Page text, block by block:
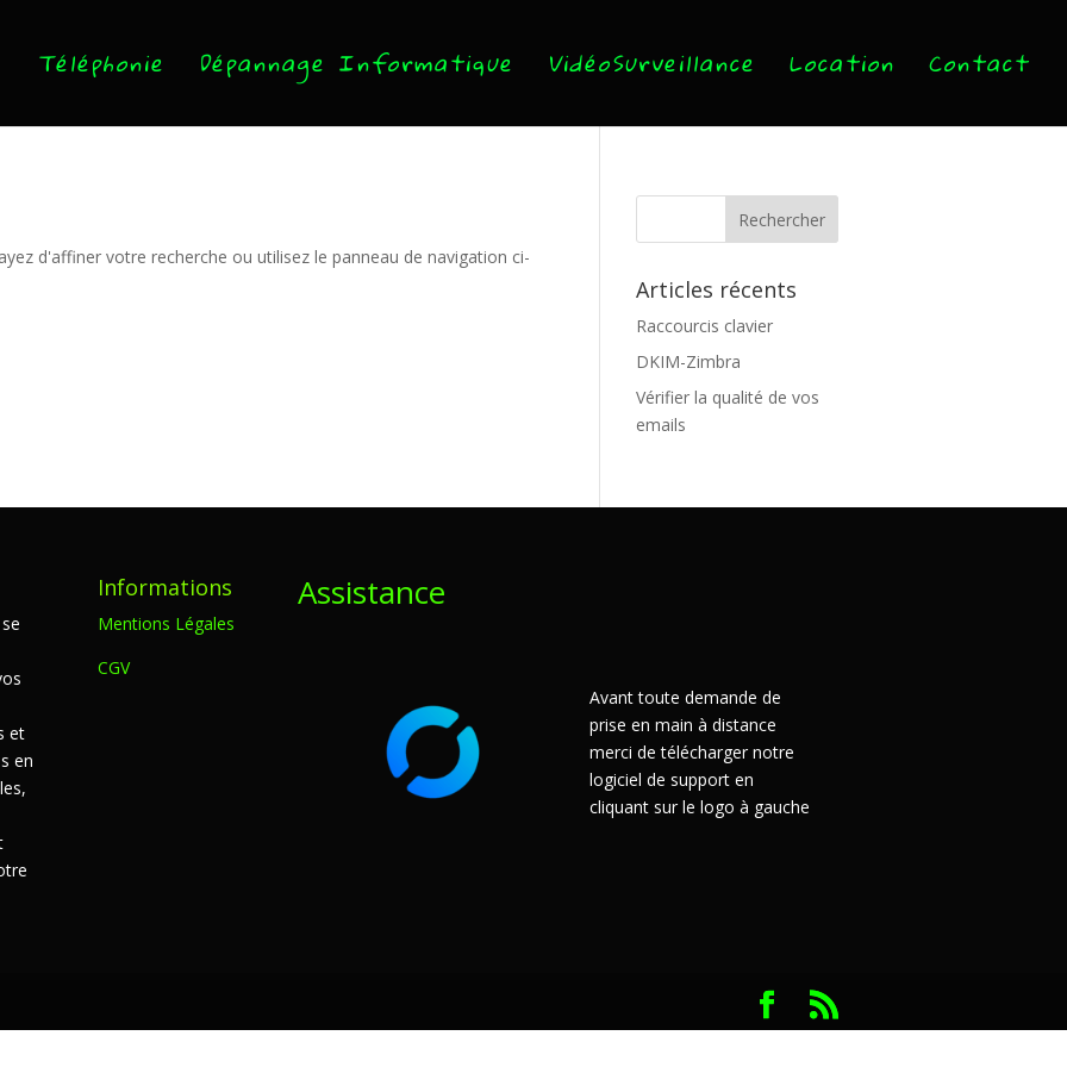
Téléphonie Dépannage Informatique VidéoSurveillance Location Contact
d'affiner votre recherche ou utilisez le panneau de navigation ci-
Articles récents
Raccourcis clavier
DKIM-Zimbra
Vérifier la qualité de vos
emails
et
en
Informations
Mentions Légales
CGV
Assistance
Avant toute demande de
prise en main à distance
merci de télécharger notre
logiciel de support en
cliquant sur le logo à gauche